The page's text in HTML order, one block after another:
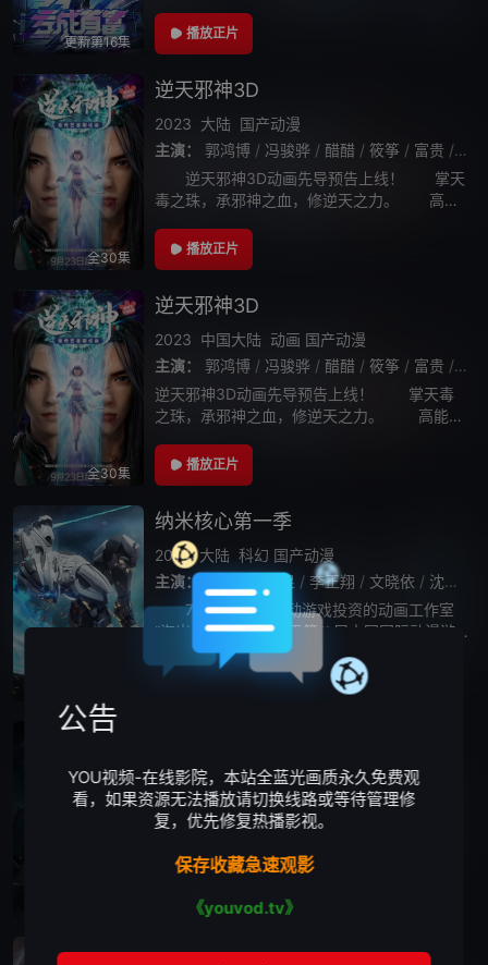
更新第16集
包。为了亏钱，裴谦选择了风险高，烧钱快的
游戏行业，故意制作了一款款违背市场规律的
播放正片
全30集
逆天邪神3D
2023 大陆 国产动漫
主演：
郭鸿博 / 冯骏骅 / 醋醋 / 筱筝 / 富贵 / 沈
逆天邪神3D动画先导预告上线！ 掌天
毒之珠，承邪神之血，修逆天之力。 高能
播放正片
全30集
逆天邪神3D
2023 中国大陆 动画 国产动漫
主演：
郭鸿博 / 冯骏骅 / 醋醋 / 筱筝 / 富贵 / 沈
逆天邪神3D动画先导预告上线！ 掌天毒
之珠，承邪神之血，修逆天之力。 高能工
播放正片
纳米核心第一季
2014 大陆 科幻 国产动漫
主演：
张昱 / 李正翔 / 文晓依 / 沈达威
7月12日，由心动游戏投资的动画工作室
“海岸线”将正式亮相于第八届中国国际动漫游
戏博览会(以下简称CCG)。在本届CCG上，由
海岸线工作室潜心多年制作的3D科幻巨制动画
大片《纳米核心》的预告片将首
2017 大陆 剧情 动画 国产动漫
主演： 孟祥龙 / 冯骏骅 / 高其昌
阿斯嘉特大战已经过去五年，世界在金蝰蛇和
平。瑞为了复活赫雅重现商都，试图找到被金
明息息相关的神秘组织“黄昏使者
播放正片
纳米核心第二季
公告
YOU视频-在线影院，本站全蓝光画质永久免费观
看，如果资源无法播放请切换线路或等待管理修
复，优先修复热播影视。
保存收藏急速观影
《youvod.tv》